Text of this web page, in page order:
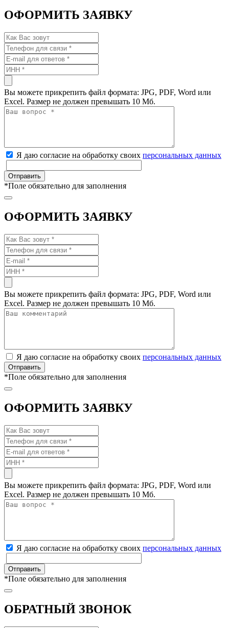
ОФОРМИТЬ ЗАЯВКУ
Вы можете прикрепить файл формата: JPG, PDF, Word или
Excel. Размер не должен превышать 10 Мб.
Я даю согласие на обработку своих персональных данных
*Поле обязательно для заполнения
ОФОРМИТЬ ЗАЯВКУ
Вы можете прикрепить файл формата: JPG, PDF, Word или
Excel. Размер не должен превышать 10 Мб.
Я даю согласие на обработку своих персональных данных
*Поле обязательно для заполнения
ОФОРМИТЬ ЗАЯВКУ
Вы можете прикрепить файл формата: JPG, PDF, Word или
Excel. Размер не должен превышать 10 Мб.
Я даю согласие на обработку своих персональных данных
*Поле обязательно для заполнения
ОБРАТНЫЙ ЗВОНОК